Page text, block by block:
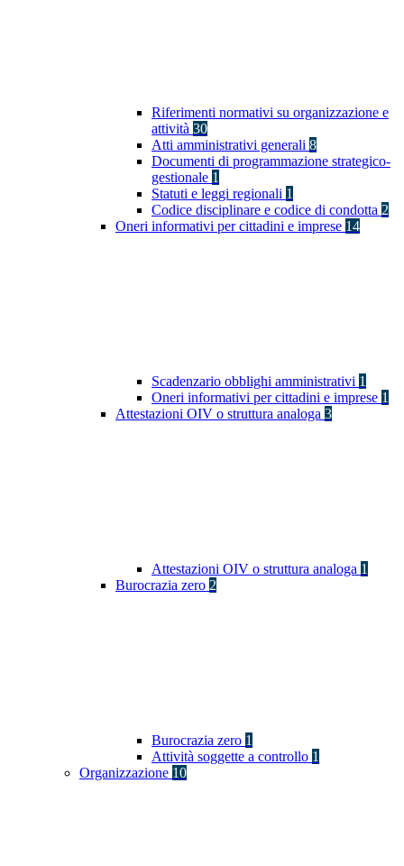
Riferimenti normativi su organizzazione e
attività 30
Atti amministrativi generali 8
Documenti di programmazione strategico-
gestionale 1
Statuti e leggi regionali 1
Codice disciplinare e codice di condotta 2
Oneri informativi per cittadini e imprese 14
Scadenzario obblighi amministrativi 1
Oneri informativi per cittadini e imprese 1
Attestazioni OIV o struttura analoga 3
Attestazioni OIV o struttura analoga 1
Burocrazia zero 2
Burocrazia zero 1
Attività soggette a controllo 1
Organizzazione 10